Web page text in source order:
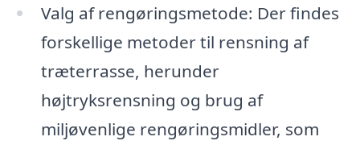
Valg af rengøringsmetode: Der findes
forskellige metoder til rensning af
træterrasse, herunder
højtryksrensning og brug af
miljøvenlige rengøringsmidler, som